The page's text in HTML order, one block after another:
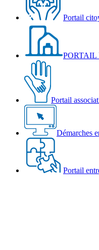
Portail
Portail
Démarches
Portail